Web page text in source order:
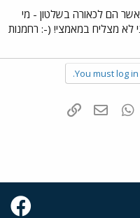
הם לכאורה בשלטון - מי
מצליח במאמצי! (-: רחמנות
You must log
Tumblr
WhatsAppדואר אלקטרוני